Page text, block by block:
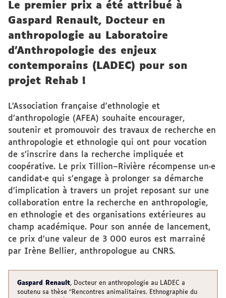
Le premier prix a été attribué à
Gaspard Renault, Docteur en
anthropologie au Laboratoire
d’Anthropologie des enjeux
contemporains (LADEC) pour son
projet Rehab !
L’Association française d’ethnologie et
d’anthropologie (AFEA) souhaite encourager,
soutenir et promouvoir des travaux de recherche en
anthropologie et ethnologie qui ont pour vocation
de s’inscrire dans la recherche impliquée et
coopérative. Le prix Tillion–Rivière récompense un·e
candidat·e qui s’engage à prolonger sa démarche
d’implication à travers un projet reposant sur une
collaboration entre la recherche en anthropologie,
en ethnologie et des organisations extérieures au
champ académique. Pour son année de lancement,
ce prix d’une valeur de 3 000 euros est marrainé
par Irène Bellier, anthropologue au CNRS.
Gaspard Renault, Docteur en anthropologie au LADEC a
soutenu sa thèse "Rencontres animalitaires. Ethnographie du